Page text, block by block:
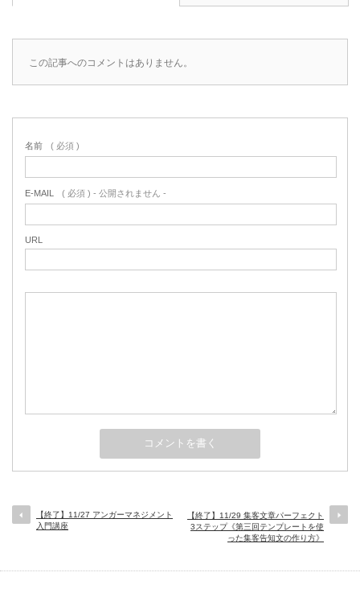
この記事へのコメントはありません。
名前 ( 必須 )
E-MAIL ( 必須 ) - 公開されません -
URL
【終了】11/27 アンガーマネジメント
入門講座
【終了】11/29 集客文章パーフェクト
3ステップ《第三回テンプレートを使
った集客告知文の作り方》